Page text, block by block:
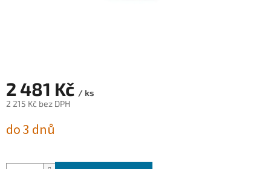
2 481 Kč / ks
2 215 Kč bez DPH
cena:
do 3 dnů